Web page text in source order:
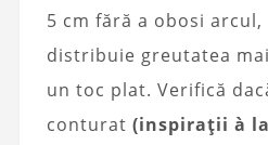
5 cm fără a obosi
distribuie greutatea
un toc plat. Verifică
conturat (inspirații à